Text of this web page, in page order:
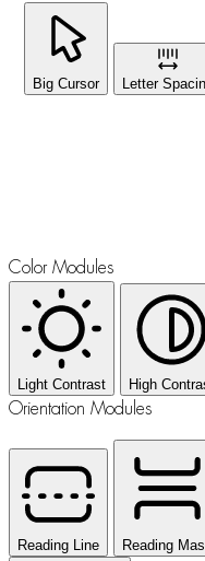
Big Cursor Letter
Color Modules
Light Contrast High
Orientation Modules
Reading Line Reading